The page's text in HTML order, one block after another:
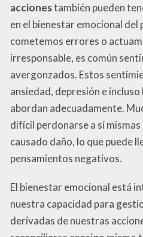
accionestambién pueden
en el bienestar emocional
cometemos errores o
irresponsable, es común
avergonzados. Estos
ansiedad, depresión e
abordan adecuadamente.
difícil perdonarse a sí
causado daño, lo que puede
pensamientos negativos.
El bienestar emocional está
nuestra capacidad para
derivadas de nuestras